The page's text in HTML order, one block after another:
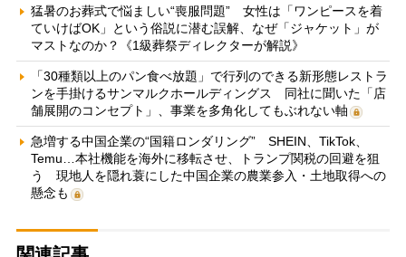
猛暑のお葬式で悩ましい“喪服問題” 女性は「ワンピースを着
ていけばOK」という俗説に潜む誤解、なぜ「ジャケット」が
マストなのか？《1級葬祭ディレクターが解説》
「30種類以上のパン食べ放題」で行列のできる新形態レストラ
ンを手掛けるサンマルクホールディングス 同社に聞いた「店
舗展開のコンセプト」、事業を多角化してもぶれない軸
急増する中国企業の“国籍ロンダリング” SHEIN、TikTok、
Temu…本社機能を海外に移転させ、トランプ関税の回避を狙
う 現地人を隠れ蓑にした中国企業の農業参入・土地取得への
懸念も